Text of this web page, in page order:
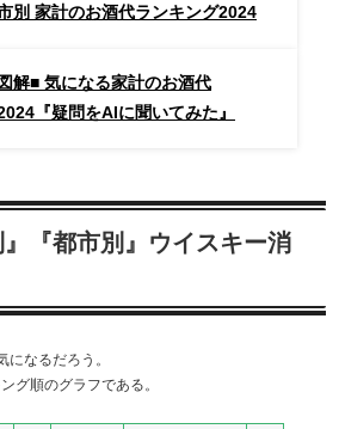
別 家計のお酒代ランキング2024
解■ 気になる家計のお酒代
『疑問をAIに聞いてみた』
『都市別』ウイスキー消
なるだろう。
グ順のグラフである。